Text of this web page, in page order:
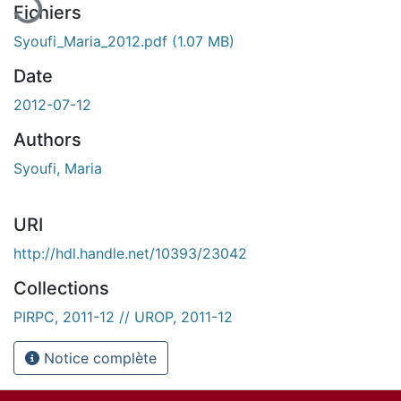
Fichiers
Syoufi_Maria_2012.pdf (1.07 MB)
Date
2012-07-12
Authors
Syoufi, Maria
URI
http://hdl.handle.net/10393/23042
Collections
PIRPC, 2011-12 // UROP, 2011-12
Notice complète